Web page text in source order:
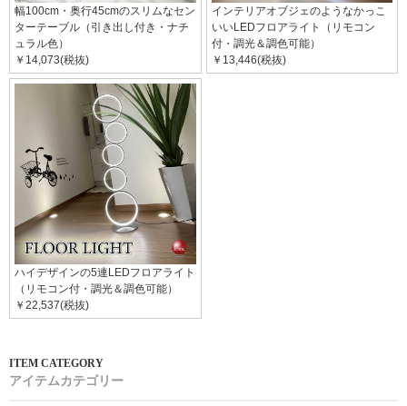
幅100cm・奥行45cmのスリムなセン
ターテーブル（引き出し付き・ナチ
ュラル色）
￥14,073(税抜)
インテリアオブジェのようなかっこ
いいLEDフロアライト（リモコン
付・調光＆調色可能）
￥13,446(税抜)
ハイデザインの5連LEDフロアライト
（リモコン付・調光＆調色可能）
￥22,537(税抜)
アイテムカテゴリー